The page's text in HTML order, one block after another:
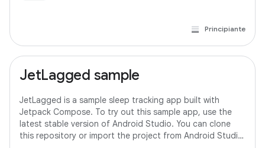
Principiante
JetLagged sample
JetLagged is a sample sleep tracking app built with
Jetpack Compose. To try out this sample app, use the
latest stable version of Android Studio. You can clone
this repository or import the project from Android Studio